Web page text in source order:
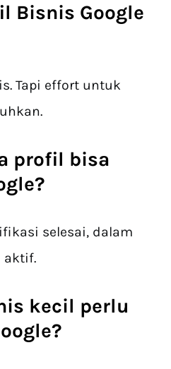
Bisnis Google
Tapi effort untuk
profil bisa
selesai, dalam
aktif.
kecil perlu
?